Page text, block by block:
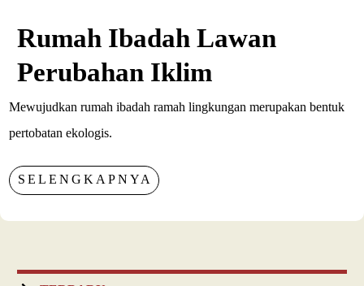
Rumah Ibadah Lawan
Perubahan Iklim
Mewujudkan rumah ibadah ramah lingkungan merupakan bentuk
pertobatan ekologis.
SELENGKAPNYA